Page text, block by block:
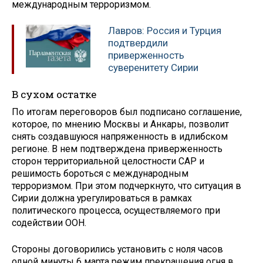
международным терроризмом.
Лавров: Россия и Турция
подтвердили
приверженность
суверенитету Сирии
В сухом остатке
По итогам переговоров был подписано соглашение,
которое, по мнению Москвы и Анкары, позволит
снять создавшуюся напряженность в идлибском
регионе. В нем подтверждена приверженность
сторон территориальной целостности САР и
решимость бороться с международным
терроризмом. При этом подчеркнуто, что ситуация в
Сирии должна урегулироваться в рамках
политического процесса, осуществляемого при
содействии ООН.
Стороны договорились установить с ноля часов